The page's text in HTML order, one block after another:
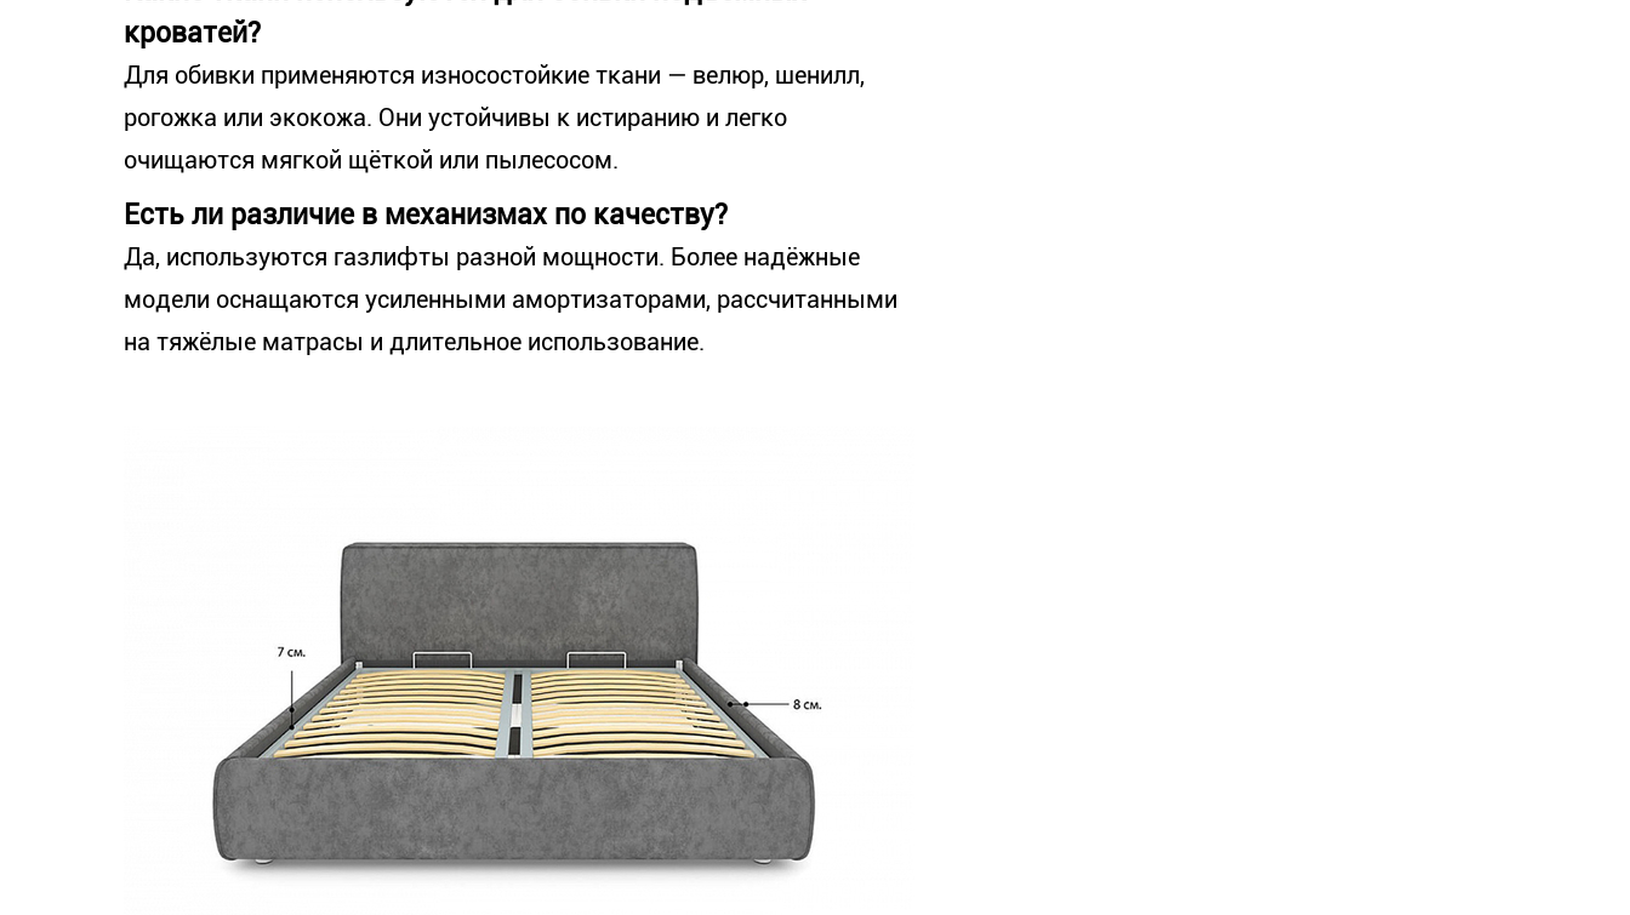
кроватей?
Для обивки применяются износостойкие ткани — велюр, шенилл,
рогожка или экокожа. Они устойчивы к истиранию и легко
очищаются мягкой щёткой или пылесосом.
Есть ли различие в механизмах по качеству?
Да, используются газлифты разной мощности. Более надёжные
модели оснащаются усиленными амортизаторами, рассчитанными
на тяжёлые матрасы и длительное использование.